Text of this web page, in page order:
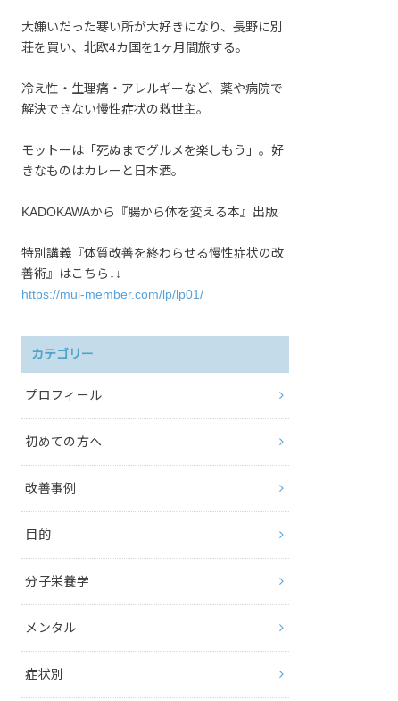
大嫌いだった寒い所が大好きになり、長野に別
荘を買い、北欧4カ国を1ヶ月間旅する。
冷え性・生理痛・アレルギーなど、薬や病院で
解決できない慢性症状の救世主。
モットーは「死ぬまでグルメを楽しもう」。好
きなものはカレーと日本酒。
KADOKAWAから『腸から体を変える本』出版
特別講義『体質改善を終わらせる慢性症状の改
善術』はこちら↓↓
https://mui-member.com/lp/lp01/
カテゴリー
プロフィール
初めての方へ
改善事例
目的
分子栄養学
メンタル
症状別